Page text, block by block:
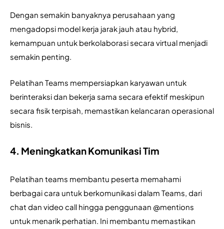
Dengan semakin banyaknya perusahaan yang
mengadopsi model kerja jarak jauh atau hybrid,
kemampuan untuk berkolaborasi secara virtual menjadi
semakin penting.
Pelatihan Teams mempersiapkan karyawan untuk
berinteraksi dan bekerja sama secara efektif meskipun
secara fisik terpisah, memastikan kelancaran operasional
bisnis.
4. Meningkatkan Komunikasi Tim
Pelatihan teams membantu peserta memahami
berbagai cara untuk berkomunikasi dalam Teams, dari
chat dan video call hingga penggunaan @mentions
untuk menarik perhatian. Ini membantu memastikan